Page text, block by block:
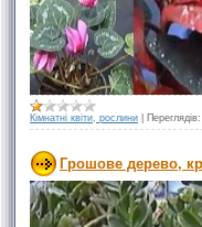
Кімнатні квіти, рослини Переглядів:
Грошове дерево,